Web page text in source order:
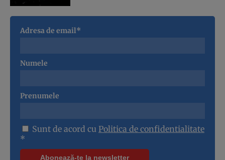
Adresa de email*
Numele
Prenumele
Sunt de acord cu Politica de confidentialitate
*